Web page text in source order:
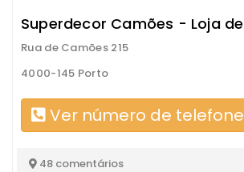
Superdecor Camões - Loja
Rua de Camões 215
4000-145 Porto
Ver número de telefone
48 comentários